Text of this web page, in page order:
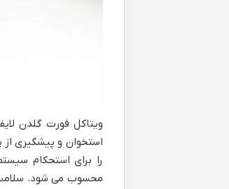
استخوان و پیشگیری
را برای استحکام
محسوب می شود. سلامت